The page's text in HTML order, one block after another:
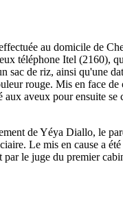
au domicile de
téléphone Itel (2160),
sac de riz, ainsi qu'une
rouge. Mis en face de
aux aveux pour ensuite se
de Yéya Diallo, le
Le mis en cause a
par le juge du premier